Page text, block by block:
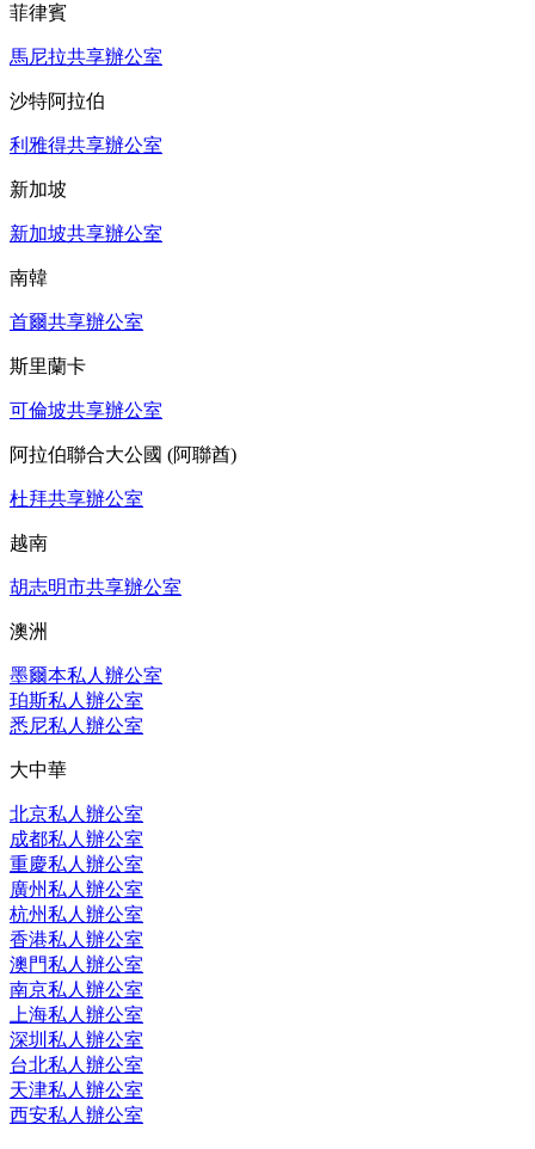
菲律賓
馬尼拉共享辦公室
沙特阿拉伯
利雅得共享辦公室
新加坡
新加坡共享辦公室
南韓
首爾共享辦公室
斯里蘭卡
可倫坡共享辦公室
阿拉伯聯合大公國 (阿聯酋)
杜拜共享辦公室
越南
胡志明市共享辦公室
澳洲
墨爾本私人辦公室
珀斯私人辦公室
悉尼私人辦公室
大中華
北京私人辦公室
成都私人辦公室
重慶私人辦公室
廣州私人辦公室
杭州私人辦公室
香港私人辦公室
澳門私人辦公室
南京私人辦公室
上海私人辦公室
深圳私人辦公室
台北私人辦公室
天津私人辦公室
西安私人辦公室